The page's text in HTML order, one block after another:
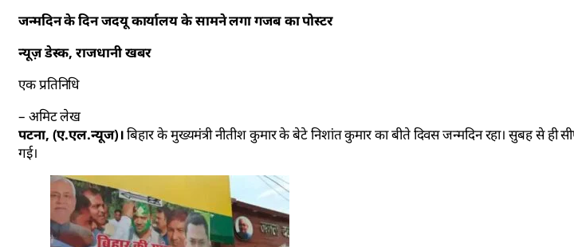
जन्मदिन के दिन जदयू कार्यालय के सामने लगा गजब का पोस्टर
न्यूज़ डेस्क, राजधानी खबर
एक प्रतिनिधि
– अमिट लेख
पटना, (ए.एल.न्यूज)।बिहार के मुख्यमंत्री नीतीश कुमार के बेटे निशांत कुमार का बीते दिवस जन्मदिन रहा। सुबह से ही
गई।